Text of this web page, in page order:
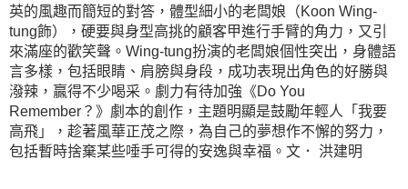
英的風趣而簡短的對答，體型細小的老闆娘（Koon Wing-
tung飾），硬要與身型高挑的顧客甲進行手臂的角力，又引
來滿座的歡笑聲。Wing-tung扮演的老闆娘個性突出，身體語
言多樣，包括眼睛、肩膀與身段，成功表現出角色的好勝與
潑辣，贏得不少喝采。劇力有待加強《Do You
Remember？》劇本的創作，主題明顯是鼓勵年輕人「我要
高飛」，趁著風華正茂之際，為自己的夢想作不懈的努力，
包括暫時捨棄某些唾手可得的安逸與幸福。文． 洪建明